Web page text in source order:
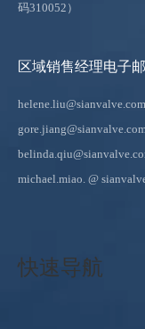
码310052）
区域销售经理电子
helene.liu@sianvalve.com
gore.jiang@sianvalve.com
michael.miao. @
快速导航